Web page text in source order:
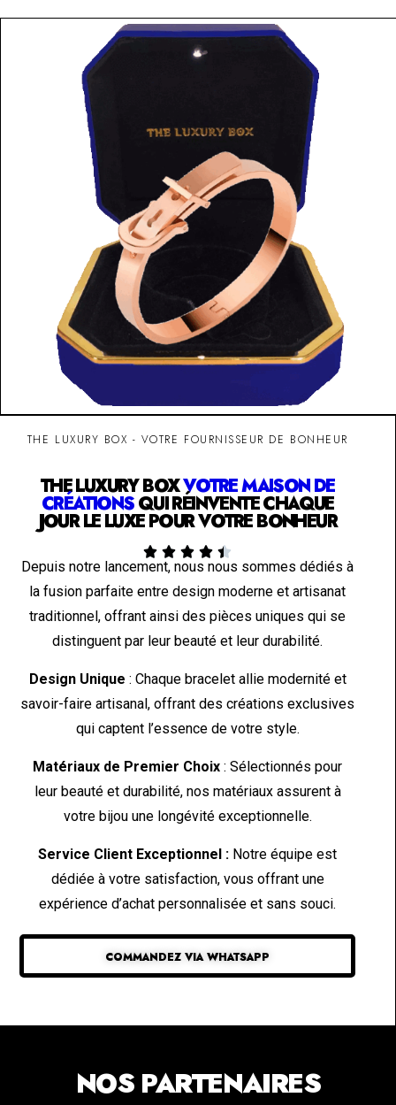
THE LUXURY BOX - VOTRE FOURNISSEUR DE BONHEUR
THE LUXURY BOXVOTRE MAISON DE
CRÉATIONSQUI RÉINVENTE CHAQUE
JOUR LE LUXE POUR VOTRE BONHEUR
    
Depuis notre lancement, nous nous sommes dédiés à
la fusion parfaite entre design moderne et artisanat
traditionnel, offrant ainsi des pièces uniques qui se
distinguent par leur beauté et leur durabilité.
Design Unique : Chaque bracelet allie modernité et
savoir-faire artisanal, offrant des créations exclusives
qui captent l’essence de votre style.
Matériaux de Premier Choix : Sélectionnés pour
leur beauté et durabilité, nos matériaux assurent à
votre bijou une longévité exceptionnelle.
Service Client Exceptionnel : Notre équipe est
dédiée à votre satisfaction, vous offrant une
expérience d’achat personnalisée et sans souci.
COMMANDEZ VIA WHATSAPP
NOS PARTENAIRES